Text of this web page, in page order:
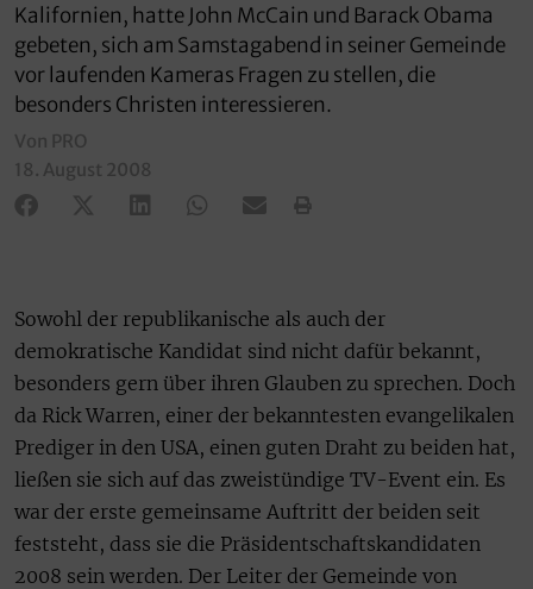
Kalifornien, hatte John McCain und Barack Obama
gebeten, sich am Samstagabend in seiner Gemeinde
vor laufenden Kameras Fragen zu stellen, die
besonders Christen interessieren.
Von PRO
18. August 2008
Sowohl der republikanische als auch der
demokratische Kandidat sind nicht dafür bekannt,
besonders gern über ihren Glauben zu sprechen. Doch
da Rick Warren, einer der bekanntesten evangelikalen
Prediger in den USA, einen guten Draht zu beiden hat,
ließen sie sich auf das zweistündige TV-Event ein. Es
war der erste gemeinsame Auftritt der beiden seit
feststeht, dass sie die Präsidentschaftskandidaten
2008 sein werden. Der Leiter der Gemeinde von